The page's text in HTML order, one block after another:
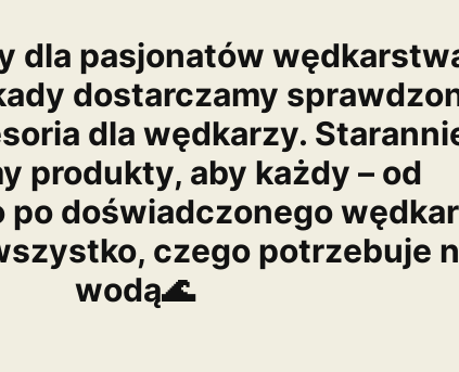
dla pasjonatów
dostarczamy
dla wędkarzy.
produkty, aby każdy – od
doświadczonego
czego potrzebuje
wodą🌊